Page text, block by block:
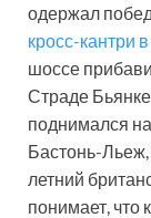
одержал
кросс-кантри
шоссе
Страде
поднимался
Бастонь-
летний
понимает, что